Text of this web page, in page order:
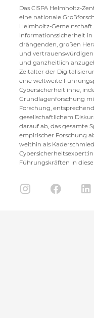
Das CISPA Helmholtz-
eine nationale
Helmholtz-
Informationssicherheit
drängenden, großen
und
und ganzheitlich
Zeitalter der
eine weltweite
Cybersicherheit inne,
Grundlagenforschung
Forschung,
gesellschaftlichem
darauf ab, das gesamte
empirischer Forschung
weithin als
Führungskräften in